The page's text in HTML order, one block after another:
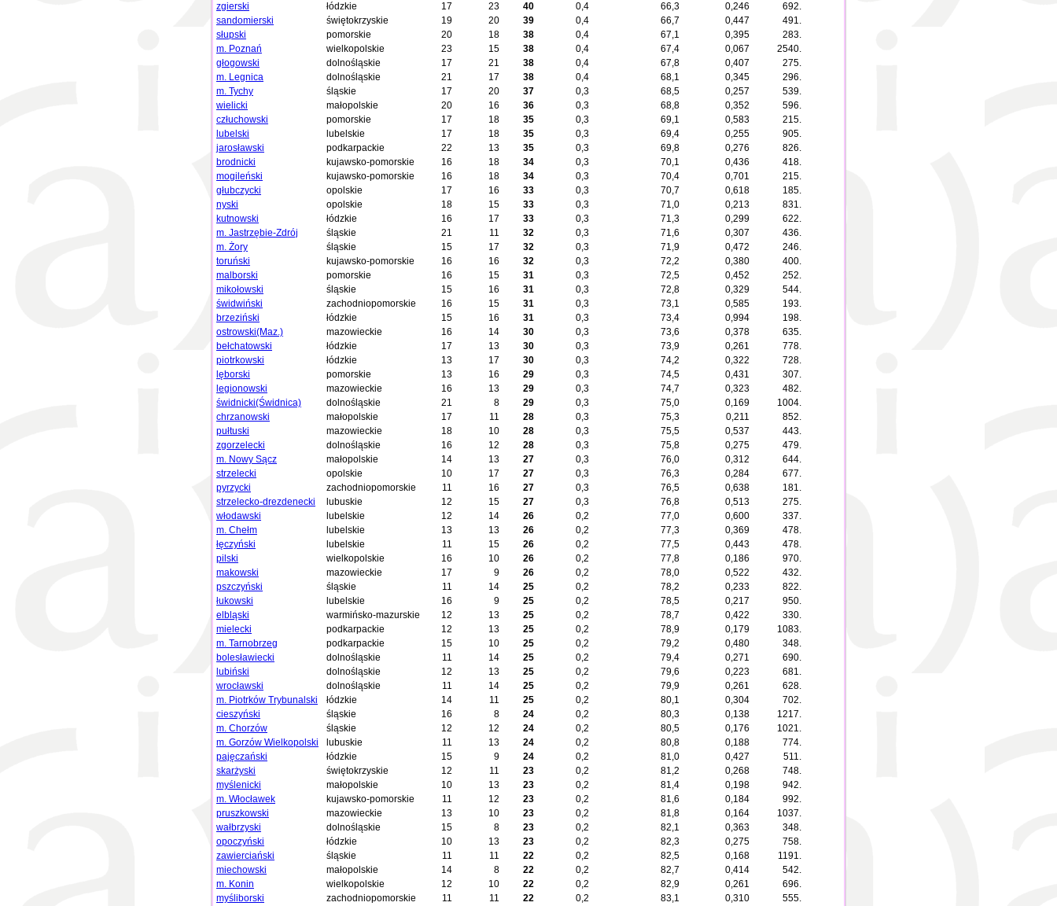
zgierski
łódzkie 17 23 40 0,4 66,3 0,246
692.
sandomierski
świętokrzyskie 19 20 39 0,4 66,7 0,447
491.
słupski
pomorskie 20 18 38 0,4 67,1 0,395
283.
m. Poznań
wielkopolskie 23 15 38 0,4 67,4 0,067
2540.
głogowski
dolnośląskie 17 21 38 0,4 67,8 0,407
275.
m. Legnica
dolnośląskie 21 17 38 0,4 68,1 0,345
296.
m. Tychy
śląskie 17 20 37 0,3 68,5 0,257
539.
wielicki
małopolskie 20 16 36 0,3 68,8 0,352
596.
człuchowski
pomorskie 17 18 35 0,3 69,1 0,583
215.
lubelski
lubelskie 17 18 35 0,3 69,4 0,255
905.
jarosławski
podkarpackie 22 13 35 0,3 69,8 0,276
826.
brodnicki
kujawsko-pomorskie 16 18 34 0,3 70,1 0,436
418.
mogileński
kujawsko-pomorskie 16 18 34 0,3 70,4 0,701
215.
głubczycki
opolskie 17 16 33 0,3 70,7 0,618
185.
nyski
opolskie 18 15 33 0,3 71,0 0,213
831.
kutnowski
łódzkie 16 17 33 0,3 71,3 0,299
622.
m. Jastrzębie-Zdrój
śląskie 21 11 32 0,3 71,6 0,307
436.
m. Żory
śląskie 15 17 32 0,3 71,9 0,472
246.
toruński
kujawsko-pomorskie 16 16 32 0,3 72,2 0,380
400.
malborski
pomorskie 16 15 31 0,3 72,5 0,452
252.
mikołowski
śląskie 15 16 31 0,3 72,8 0,329
544.
świdwiński
zachodniopomorskie 16 15 31 0,3 73,1 0,585
193.
brzeziński
łódzkie 15 16 31 0,3 73,4 0,994
198.
ostrowski(Maz.)
mazowieckie 16 14 30 0,3 73,6 0,378
635.
bełchatowski
łódzkie 17 13 30 0,3 73,9 0,261
778.
piotrkowski
łódzkie 13 17 30 0,3 74,2 0,322
728.
lęborski
pomorskie 13 16 29 0,3 74,5 0,431
307.
legionowski
mazowieckie 16 13 29 0,3 74,7 0,323
482.
świdnicki(Świdnica)
dolnośląskie 21 8 29 0,3 75,0 0,169
1004.
chrzanowski
małopolskie 17 11 28 0,3 75,3 0,211
852.
pułtuski
mazowieckie 18 10 28 0,3 75,5 0,537
443.
zgorzelecki
dolnośląskie 16 12 28 0,3 75,8 0,275
479.
m. Nowy Sącz
małopolskie 14 13 27 0,3 76,0 0,312
644.
strzelecki
opolskie 10 17 27 0,3 76,3 0,284
677.
pyrzycki
zachodniopomorskie 11 16 27 0,3 76,5 0,638
181.
strzelecko-drezdenecki
lubuskie 12 15 27 0,3 76,8 0,513
275.
włodawski
lubelskie 12 14 26 0,2 77,0 0,600
337.
m. Chełm
lubelskie 13 13 26 0,2 77,3 0,369
478.
łęczyński
lubelskie 11 15 26 0,2 77,5 0,443
478.
pilski
wielkopolskie 16 10 26 0,2 77,8 0,186
970.
makowski
mazowieckie 17 9 26 0,2 78,0 0,522
432.
pszczyński
śląskie 11 14 25 0,2 78,2 0,233
822.
łukowski
lubelskie 16 9 25 0,2 78,5 0,217
950.
elbląski
warmińsko-mazurskie 12 13 25 0,2 78,7 0,422
330.
mielecki
podkarpackie 12 13 25 0,2 78,9 0,179
1083.
m. Tarnobrzeg
podkarpackie 15 10 25 0,2 79,2 0,480
348.
bolesławiecki
dolnośląskie 11 14 25 0,2 79,4 0,271
690.
lubiński
dolnośląskie 12 13 25 0,2 79,6 0,223
681.
wrocławski
dolnośląskie 11 14 25 0,2 79,9 0,261
628.
m. Piotrków Trybunalski
łódzkie 14 11 25 0,2 80,1 0,304
702.
cieszyński
śląskie 16 8 24 0,2 80,3 0,138
1217.
m. Chorzów
śląskie 12 12 24 0,2 80,5 0,176
1021.
m. Gorzów Wielkopolski
lubuskie 11 13 24 0,2 80,8 0,188
774.
pajęczański
łódzkie 15 9 24 0,2 81,0 0,427
511.
skarżyski
świętokrzyskie 12 11 23 0,2 81,2 0,268
748.
myślenicki
małopolskie 10 13 23 0,2 81,4 0,198
942.
m. Włocławek
kujawsko-pomorskie 11 12 23 0,2 81,6 0,184
992.
pruszkowski
mazowieckie 13 10 23 0,2 81,8 0,164
1037.
wałbrzyski
dolnośląskie 15 8 23 0,2 82,1 0,363
348.
opoczyński
łódzkie 10 13 23 0,2 82,3 0,275
758.
zawierciański
śląskie 11 11 22 0,2 82,5 0,168
1191.
miechowski
małopolskie 14 8 22 0,2 82,7 0,414
542.
m. Konin
wielkopolskie 12 10 22 0,2 82,9 0,261
696.
myśliborski
zachodniopomorskie 11 11 22 0,2 83,1 0,310 555.